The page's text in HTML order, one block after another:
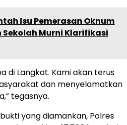
Isu Pemerasan Oknum
Murni Klarifikasi
di Langkat. Kami akan terus
dan menyelamatkan
tegasnya.
yang diamankan, Polres